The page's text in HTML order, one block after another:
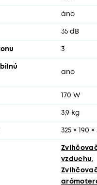
áno
35 dB
3
ano
170 W
3,9 kg
325 × 190
vzduchu,